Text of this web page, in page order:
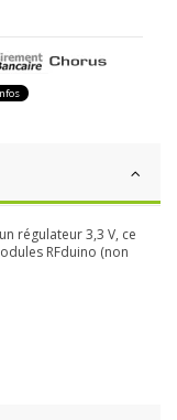
régulateur 3,3 V, ce
RFduino (non